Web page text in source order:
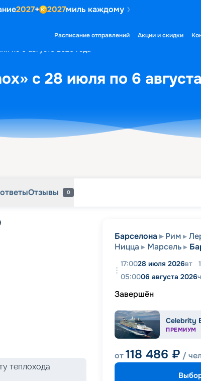
2027+ 2027миль каждому
Расписание отправлений Акции и скидки
по 6 августа 2026 года
с 28 июля по 6
Отзывы 0
теплохода
Барселона Рим
Ницца
Марсель
17:0028 июля 2026вт
05:0006 августа 2026
Завершён
Celebrity
ПРЕМИУМ
от118 486 ₽ /